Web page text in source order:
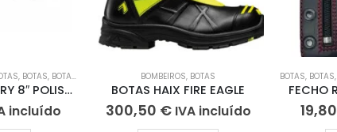
, BOTAS, BOTAS BOTAS DE TRABALHO ,BOTAS DE TRABALHO
BOTAS ALPHA FURY 8″ POLISHABLE TOE SIDE-ZIP
incluído
BOMBEIROS, BOTAS
BOTAS HAIX FIRE EAGLE
300,50 € IVA incluído
BOTAS, BOTAS,
FECHO
19,80